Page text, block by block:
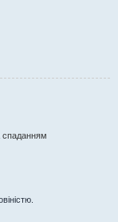
спаданням